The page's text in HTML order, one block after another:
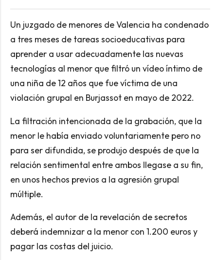
Un juzgado de menores de Valencia ha condenado
a tres meses de tareas socioeducativas para
aprender a usar adecuadamente las nuevas
tecnologías al menor que filtró un vídeo íntimo de
una niña de 12 años que fue víctima de una
violación grupal en Burjassot en mayo de 2022.
La filtración intencionada de la grabación, que la
menor le había enviado voluntariamente pero no
para ser difundida, se produjo después de que la
relación sentimental entre ambos llegase a su fin,
en unos hechos previos a la agresión grupal
múltiple.
Además, el autor de la revelación de secretos
deberá indemnizar a la menor con 1.200 euros y
pagar las costas del juicio.